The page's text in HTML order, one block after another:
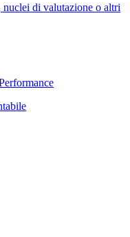
di valutazione o altri